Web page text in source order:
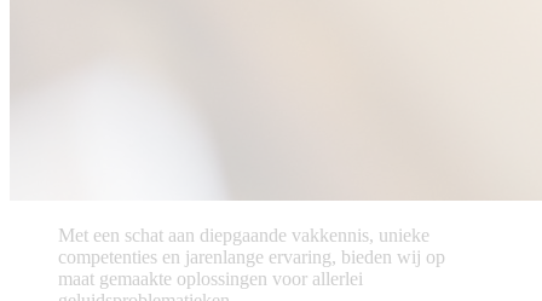
Met een schat aan diepgaande vakkennis, unieke
competenties en jarenlange ervaring, bieden wij op
maat gemaakte oplossingen voor allerlei